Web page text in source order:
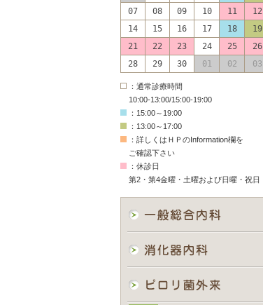
07
08 09 10 11 12
14
15 16 17 18 19
21
22 23 24 25 26
28
29 30 01 02 03
：通常診療時間
10:00-13:00/15:00-19:00
：15:00～19:00
：13:00～17:00
：詳しくはＨＰのInformation欄を
ご確認下さい
：休診日
第2・第4金曜・土曜および日曜・祝日